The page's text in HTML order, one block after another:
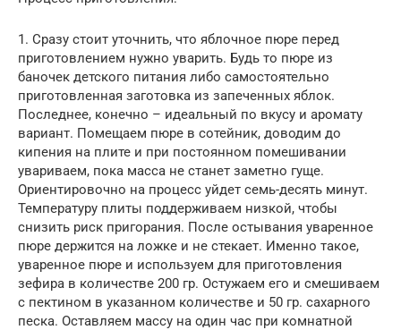
1. Сразу стоит уточнить, что яблочное пюре перед
приготовлением нужно уварить. Будь то пюре из
баночек детского питания либо самостоятельно
приготовленная заготовка из запеченных яблок.
Последнее, конечно – идеальный по вкусу и аромату
вариант. Помещаем пюре в сотейник, доводим до
кипения на плите и при постоянном помешивании
увариваем, пока масса не станет заметно гуще.
Ориентировочно на процесс уйдет семь-десять минут.
Температуру плиты поддерживаем низкой, чтобы
снизить риск пригорания. После остывания уваренное
пюре держится на ложке и не стекает. Именно такое,
уваренное пюре и используем для приготовления
зефира в количестве 200 гр. Остужаем его и смешиваем
с пектином в указанном количестве и 50 гр. сахарного
песка. Оставляем массу на один час при комнатной